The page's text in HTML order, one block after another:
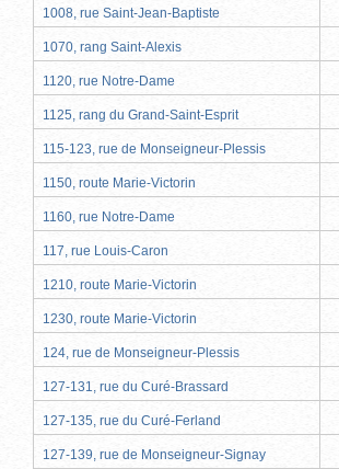
1008, rue Saint-Jean-Baptiste
1070, rang Saint-Alexis
1120, rue Notre-Dame
1125, rang du Grand-Saint-Esprit
115-123, rue de Monseigneur-Plessis
1150, route Marie-Victorin
1160, rue Notre-Dame
117, rue Louis-Caron
1210, route Marie-Victorin
1230, route Marie-Victorin
124, rue de Monseigneur-Plessis
127-131, rue du Curé-Brassard
127-135, rue du Curé-Ferland
127-139, rue de Monseigneur-Signay